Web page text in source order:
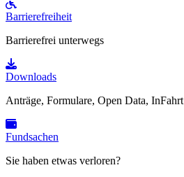
Barrierefreiheit
Barrierefrei unterwegs
Downloads
Anträge, Formulare, Open Data, InFahrt
Fundsachen
Sie haben etwas verloren?